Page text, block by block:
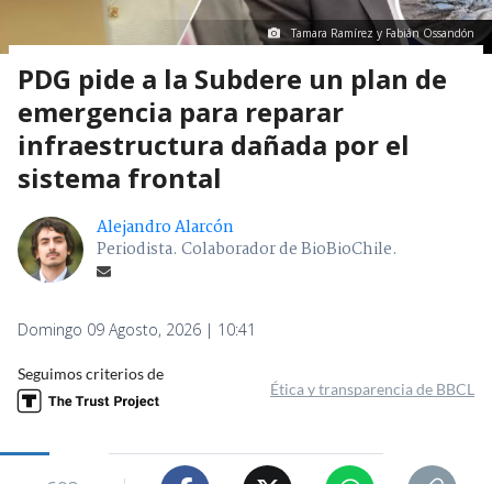
Tamara Ramírez y Fabián Ossandón
PDG pide a la Subdere un plan de
emergencia para reparar
infraestructura dañada por el
sistema frontal
Alejandro Alarcón
Periodista. Colaborador de BioBioChile.
Domingo 09 Agosto, 2026 | 10:41
Seguimos criterios de
Ética y transparencia de BBCL